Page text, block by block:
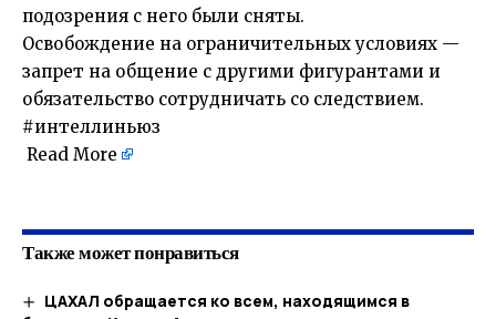
подозрения с него были сняты.
Освобождение на ограничительных условиях —
запрет на общение с другими фигурантами и
обязательство сотрудничать со следствием.
#интеллиньюз
Read More
Также может понравиться
ЦАХАЛ обращается ко всем, находящимся в